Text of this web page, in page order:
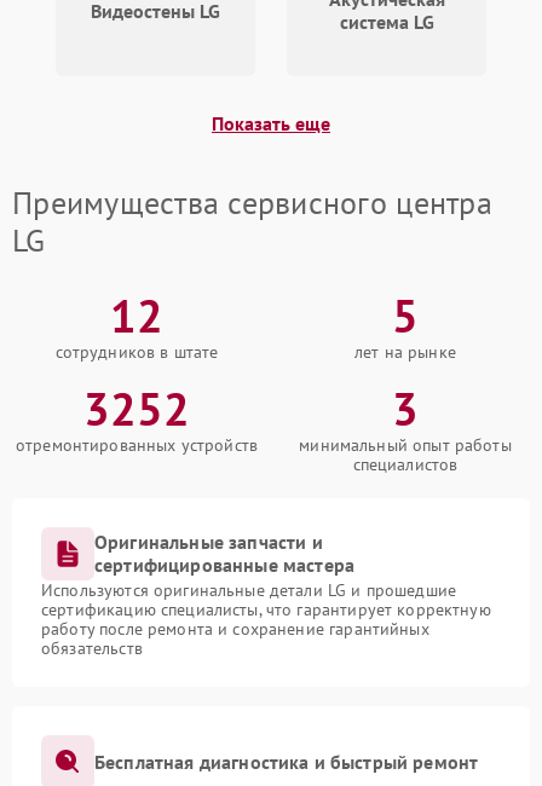
Видеостены LG
система LG
Показать еще
Преимущества сервисного центра
LG
12
сотрудников в штате
5
лет на рынке
3252
отремонтированных устройств
3
минимальный опыт работы
специалистов
Оригинальные запчасти и
сертифицированные мастера
Используются оригинальные детали LG и прошедшие
сертификацию специалисты, что гарантирует корректную
работу после ремонта и сохранение гарантийных
обязательств
Бесплатная диагностика и быстрый ремонт